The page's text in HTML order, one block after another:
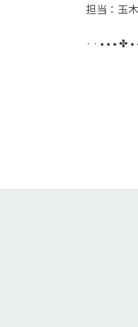
担当：玉木
· · • • • ✤ •